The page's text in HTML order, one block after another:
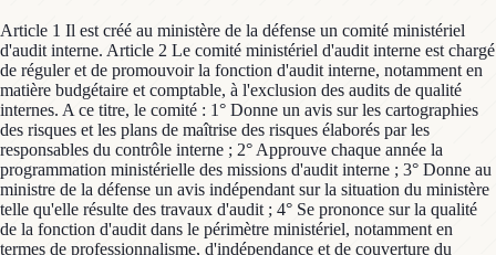
Article 1 Il est créé au ministère de la défense un comité ministériel
d'audit interne. Article 2 Le comité ministériel d'audit interne est chargé
de réguler et de promouvoir la fonction d'audit interne, notamment en
matière budgétaire et comptable, à l'exclusion des audits de qualité
internes. A ce titre, le comité : 1° Donne un avis sur les cartographies
des risques et les plans de maîtrise des risques élaborés par les
responsables du contrôle interne ; 2° Approuve chaque année la
programmation ministérielle des missions d'audit interne ; 3° Donne au
ministre de la défense un avis indépendant sur la situation du ministère
telle qu'elle résulte des travaux d'audit ; 4° Se prononce sur la qualité
de la fonction d'audit dans le périmètre ministériel, notamment en
termes de professionnalisme, d'indépendance et de couverture du